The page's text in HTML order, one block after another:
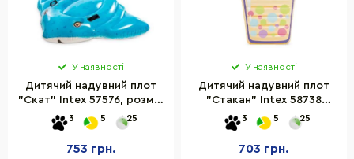
У наявності
Дитячий надувний плот
"Скат" Intex 57576, розмір
1,85×1,45 м
3 5 25
753 грн.
У наявності
Дитячий надувний плот
"Стакан" Intex 58738
розмір 185х107 см
3 5 25
703 грн.